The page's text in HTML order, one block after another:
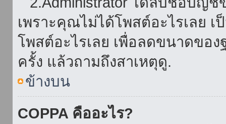
เพราะคุณไม่ได้โพสต์อะไรเลย
โพสต์อะไรเลย เพื่อลดขนาดขอ
ครั้ง แล้วถามถึงสาเหตุดู.
ข้างบน
COPPA คืออะไร?